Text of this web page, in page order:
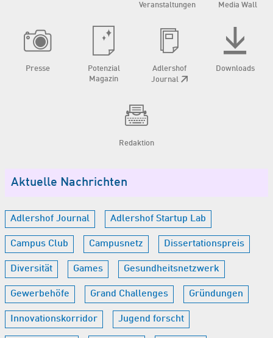
Veranstaltungen
Media Wall
Presse
Potenzial
Magazin
Adlershof
Journal
Downloads
Redaktion
Aktuelle Nachrichten
Adlershof Journal Adlershof Startup Lab
Campus Club Campusnetz Dissertationspreis
Diversität Games Gesundheitsnetzwerk
Gewerbehöfe Grand Challenges Gründungen
Innovationskorridor Jugend forscht